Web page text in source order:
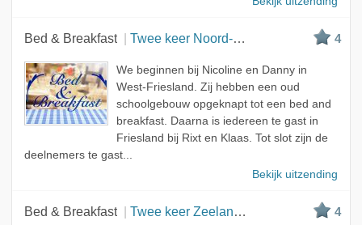
Bed & Breakfast Twee keer Noord-Holland, een keer Friesland 4
We beginnen bij Nicoline en Danny in
West-Friesland. Zij hebben een oud
schoolgebouw opgeknapt tot een bed and
breakfast. Daarna is iedereen te gast in
Friesland bij Rixt en Klaas. Tot slot zijn de
deelnemers te gast...
Bekijk uitzending
Bed & Breakfast Twee keer Zeeland, een keer Noord-Brabant 4